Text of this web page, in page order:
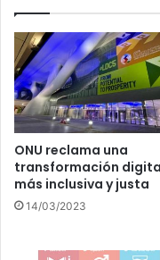
ONU reclama una
transformación
más inclusiva y justa
14/03/2023